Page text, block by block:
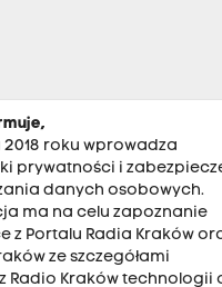
roku wprowadza
prywatności i
danych osobowych.
ma na celu zapoznanie
z Portalu Radia Kraków
ze szczegółami
Radio Kraków technologii